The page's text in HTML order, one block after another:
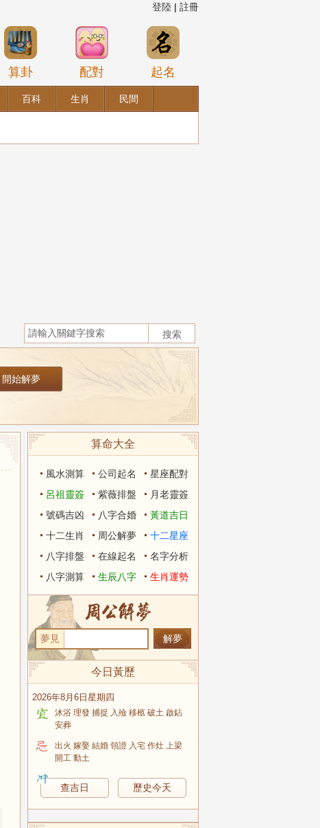
登陸 | 註冊
算卦 配對 起名
百科 生肖 民間
算命大全
風水測算 公司起名
星座配對
呂祖靈簽
紫薇排盤
月老靈簽
號碼吉凶
八字合婚
黃道吉日
十二生肖
周公解夢
十二星座
八字排盤
在線起名
名字分析
八字測算
生辰八字 生肖運勢
夢見
今日黃歷
2026年8月6日星期四
沐浴 理發 捕捉 入殮 移柩 破土 啟鉆
安葬
出火 嫁娶 結婚 領證 入宅 作灶 上梁
開工 動土
查吉日 歷史今天